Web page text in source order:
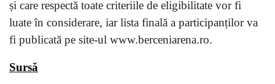
și care respectă toate criteriile de eligibilitate vor fi
luate în considerare, iar lista finală a participanților va
fi publicată pe site-ul www.berceniarena.ro.
Sursă